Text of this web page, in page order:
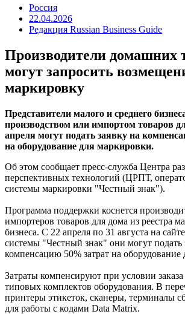
Россия
22.04.2026
Редакция Russian Business Guide
Производители домашних
могут запросить
маркировку
Представители малого и среднего
производством или импортом товаров
апреля могут подать заявку на
на оборудование для маркировки.
Об этом сообщает пресс-служба Центра
перспективных технологий (ЦРПТ,
системы маркировки "Честный знак").
Программа поддержки коснется
импортеров товаров для дома из реестра
бизнеса. С 22 апреля по 31 августа на
системы "Честный знак" они могут подать
компенсацию 50% затрат на оборудование
Затраты компенсируют при условии
типовых комплектов оборудования. В
принтеры этикеток, сканеры, терминалы
для работы с кодами Data Matrix.